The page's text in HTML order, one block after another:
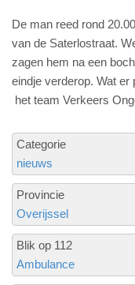
De man reed rond
van de Saterlostraat.
zagen hem na een
eindje verderop. Wat
het team Verkeers
Categorie
nieuws
Provincie
Overijssel
Blik op 112
Ambulance